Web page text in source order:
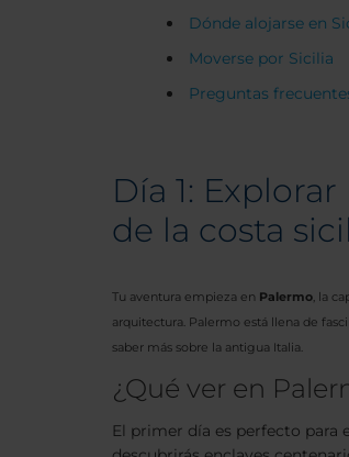
Dónde alojarse en
Moverse por Sicilia
Preguntas
Día 1:
de la costa
Tu aventura empieza en Palermo, la
arquitectura. Palermo está llena de
saber más sobre la antigua Italia.
¿Qué ver en
El primer día es perfecto para